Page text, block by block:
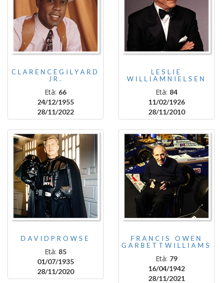
CLARENCEGILYARD
JR.
Età: 66
24/12/1955
28/11/2022
LESLIE
WILLIAMNIELSEN
Età: 84
11/02/1926
28/11/2010
DAVIDPROWSE
Età: 85
01/07/1935
28/11/2020
FRANCIS OWEN
GARBETTWILLIAMS
Età: 79
16/04/1942
28/11/2021